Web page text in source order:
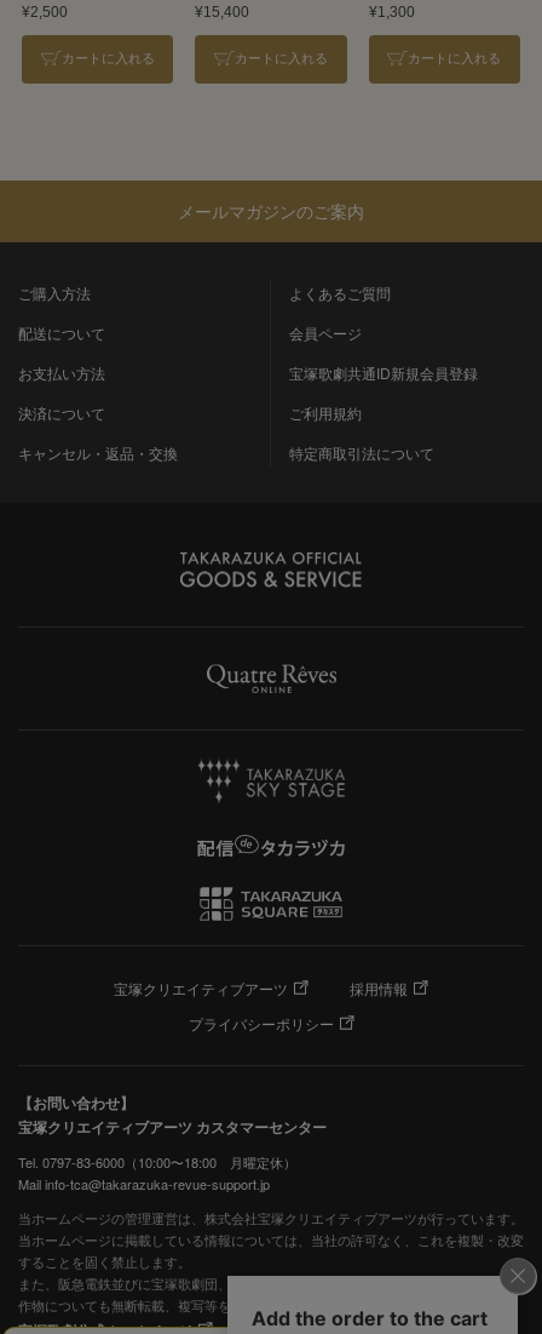
¥2,500
カートに入れる
¥15,400
カートに入れる
¥1,300
カートに入れる
メールマガジンのご案内
ご購入方法
配送について
お支払い方法
決済について
キャンセル・返品・交換
よくあるご質問
会員ページ
宝塚歌劇共通ID新規会員登録
ご利用規約
特定商取引法について
宝塚クリエイティブアーツ
採用情報
プライバシーポリシー
【お問い合わせ】
宝塚クリエイティブアーツ カスタマーセンター
Tel. 0797-83-6000（10:00〜18:00 月曜定休）
Mail info-tca@takarazuka-revue-support.jp
当ホームページの管理運営は、株式会社宝塚クリエイティブアーツが行っています。
当ホームページに掲載している情報については、当社の許可なく、これを複製・改変
することを固く禁止します。
また、阪急電鉄並びに宝塚歌劇団、宝塚クリエイティブアーツの出版物ほか写真等著
作物についても無断転載、複写等を禁じます。